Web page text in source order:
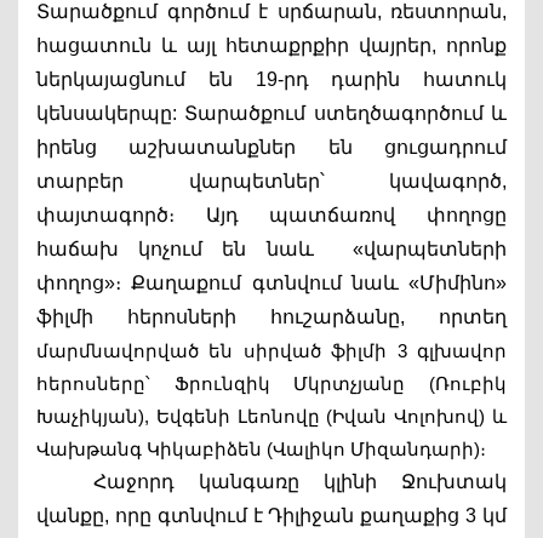
Տարածքում գործում է սրճարան, ռեստորան,
հացատուն և այլ հետաքրքիր վայրեր, որոնք
ներկայացնում են 19-րդ դարին հատուկ
կենսակերպը: Տարածքում ստեղծագործում և
իրենց աշխատանքներ են ցուցադրում
տարբեր վարպետներ՝ կավագործ,
փայտագործ։ Այդ պատճառով փողոցը
հաճախ կոչում են նաև  «վարպետների
փողոց»։ Քաղաքում գտնվում նաև «Միմինո»
ֆիլմի հերոսների
մարմնավորված են սիրված ֆիլմի 3 գլխավոր
հերոսները՝ Ֆրունզիկ Մկրտչյանը (Ռուբիկ
Խաչիկյան), Եվգենի Լեոնովը (Իվան Վոլոխով) և
Վախթանգ Կիկաբիձեն (Վալիկո Միզանդարի)։
Հաջորդ կանգառը կլինի Ջուխտակ
վանքը, որը գտնվում է Դիլիջան քաղաքից 3 կմ